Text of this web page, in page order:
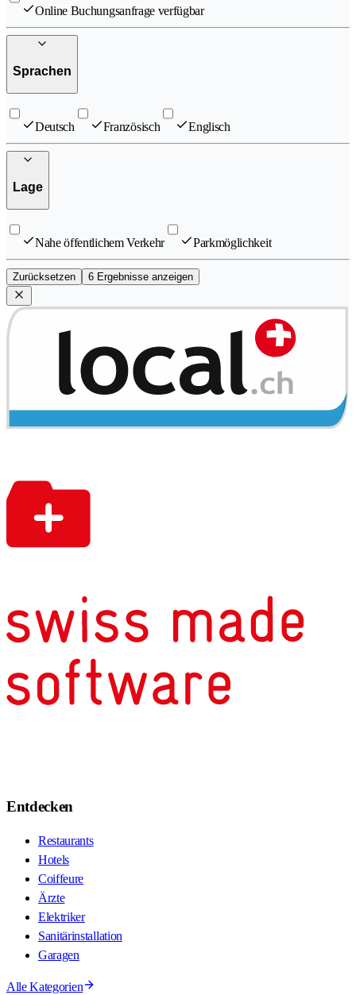
Online Buchungsanfrage verfügbar
Sprachen
Deutsch Französisch Englisch
Lage
Nahe öffentlichem Verkehr Parkmöglichkeit
Zurücksetzen 6 Ergebnisse anzeigen
Entdecken
Restaurants
Hotels
Coiffeure
Ärzte
Elektriker
Sanitärinstallation
Garagen
Alle Kategorien